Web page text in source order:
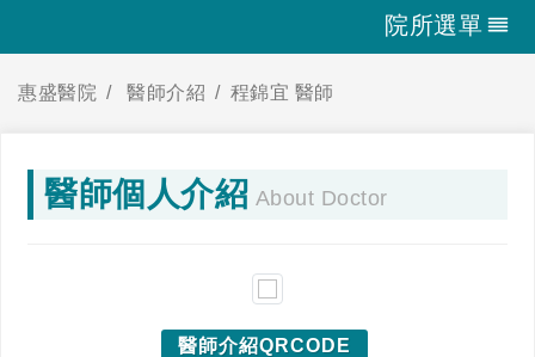
院所選單
惠盛醫院 醫師介紹 程錦宜 醫師
醫師個人介紹 About Doctor
醫師介紹QRCODE